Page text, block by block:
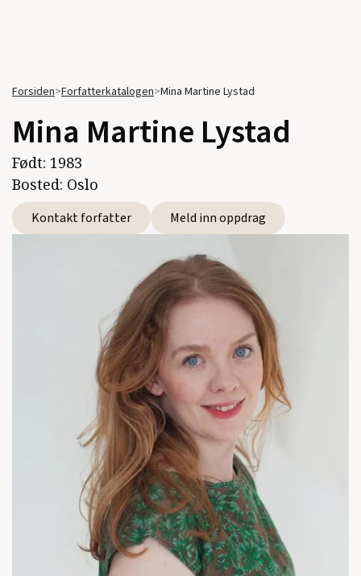
Forsiden>Forfatterkatalogen>Mina Martine Lystad
Mina Martine Lystad
Født: 1983
Bosted: Oslo
Kontakt forfatter Meld inn oppdrag